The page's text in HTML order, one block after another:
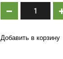
Добавить в корзину